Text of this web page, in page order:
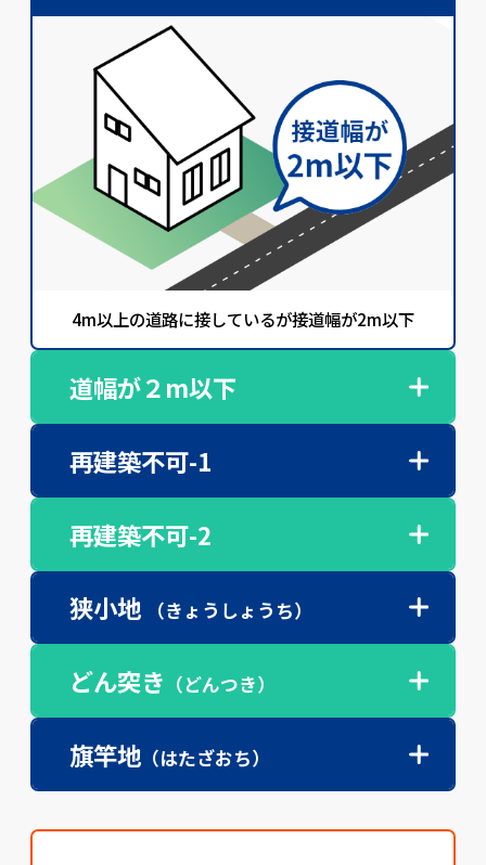
4m以上の道路に接しているが接道幅が2m以下
道幅が２m以下
再建築不可-1
再建築不可-2
狭小地 （きょうしょうち）
どん突き （どんつき）
旗竿地（はたざおち）